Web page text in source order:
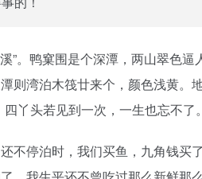
”。鸭窠围是个深潭，两山翠色
湾泊木筏廿来个，颜色浅黄。
丫头若见到一次，一生也忘不了
不停泊时，我们买鱼，九角钱买